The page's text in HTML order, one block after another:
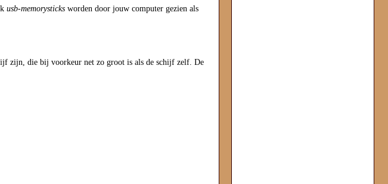
usb-memorysticks worden door jouw computer gezien als
zijn, die bij voorkeur net zo groot is als de schijf zelf. De